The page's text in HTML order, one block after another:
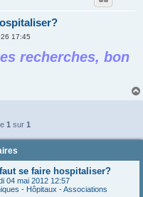
17:45
recherches, bon
1 sur 1
se faire hospitaliser?
04 mai 2012 12:57
- Hôpitaux - Associations